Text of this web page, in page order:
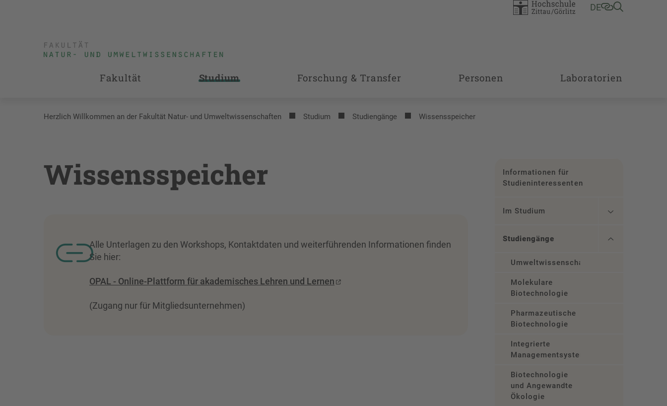
DE
Fakultät Studium Forschung & Transfer Personen Laboratorien
Herzlich Willkommen an der Fakultät Natur- und Umweltwissenschaften Studium Studiengänge Wissensspeicher
Wissensspeicher
Alle Unterlagen zu den Workshops, Kontaktdaten und weiterführenden Informationen finden
Sie hier:
OPAL - Online-Plattform für akademisches Lehren und Lernen
(Zugang nur für Mitgliedsunternehmen)
Informationen für
Studieninteressenten
Im Studium
Studiengänge
Umweltwissenschaften
Molekulare
Biotechnologie
Pharmazeutische
Biotechnologie
Integrierte
Managementsysteme
Biotechnologie
und Angewandte
Ökologie